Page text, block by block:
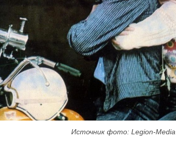
Источник фото: Legion-Media